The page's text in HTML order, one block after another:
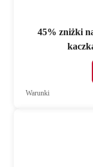
45% zniżki
Warunki